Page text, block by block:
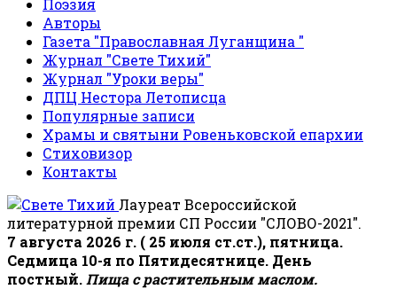
Поэзия
Авторы
Газета "Православная Луганщина "
Журнал "Свете Тихий"
Журнал "Уроки веры"
ДПЦ Нестора Летописца
Популярные записи
Храмы и святыни Ровеньковской епархии
Стиховизор
Контакты
Лауреат Всероссийской
литературной премии СП России "СЛОВО-2021".
7 августа 2026 г. ( 25 июля ст.ст.), пятница.
Седмица 10-я по Пятидесятнице. День
постный. Пища с растительным маслом.